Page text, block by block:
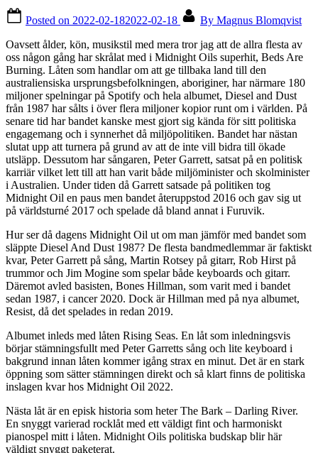
Posted on 2022-02-182022-02-18 By Magnus Blomqvist
Oavsett ålder, kön, musikstil med mera tror jag att de allra flesta av
oss någon gång har skrålat med i Midnight Oils superhit, Beds Are
Burning. Låten som handlar om att ge tillbaka land till den
australiensiska ursprungsbefolkningen, aboriginer, har närmare 180
miljoner spelningar på Spotify och hela albumet, Diesel and Dust
från 1987 har sålts i över flera miljoner kopior runt om i världen. På
senare tid har bandet kanske mest gjort sig kända för sitt politiska
engagemang och i synnerhet då miljöpolitiken. Bandet har nästan
slutat upp att turnera på grund av att de inte vill bidra till ökade
utsläpp. Dessutom har sångaren, Peter Garrett, satsat på en politisk
karriär vilket lett till att han varit både miljöminister och skolminister
i Australien. Under tiden då Garrett satsade på politiken tog
Midnight Oil en paus men bandet återuppstod 2016 och gav sig ut
på världsturné 2017 och spelade då bland annat i Furuvik.
Hur ser då dagens Midnight Oil ut om man jämför med bandet som
släppte Diesel And Dust 1987? De flesta bandmedlemmar är faktiskt
kvar, Peter Garrett på sång, Martin Rotsey på gitarr, Rob Hirst på
trummor och Jim Mogine som spelar både keyboards och gitarr.
Däremot avled basisten, Bones Hillman, som varit med i bandet
sedan 1987, i cancer 2020. Dock är Hillman med på nya albumet,
Resist, då det spelades in redan 2019.
Albumet inleds med låten Rising Seas. En låt som inledningsvis
börjar stämningsfullt med Peter Garretts sång och lite keyboard i
bakgrund innan låten kommer igång strax en minut. Det är en stark
öppning som sätter stämningen direkt och så klart finns de politiska
inslagen kvar hos Midnight Oil 2022.
Nästa låt är en episk historia som heter The Bark – Darling River.
En snyggt varierad rocklåt med ett väldigt fint och harmoniskt
pianospel mitt i låten. Midnight Oils politiska budskap blir här
väldigt snyggt paketerat.